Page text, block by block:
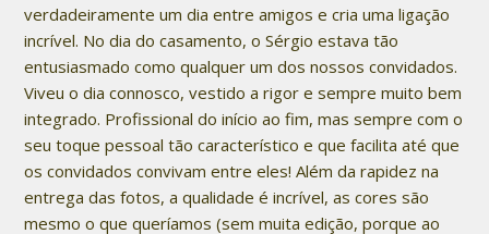
verdadeiramente um dia entre amigos e cria uma ligação
incrível. No dia do casamento, o Sérgio estava tão
entusiasmado como qualquer um dos nossos convidados.
Viveu o dia connosco, vestido a rigor e sempre muito bem
integrado. Profissional do início ao fim, mas sempre com o
seu toque pessoal tão característico e que facilita até que
os convidados convivam entre eles! Além da rapidez na
entrega das fotos, a qualidade é incrível, as cores são
mesmo o que queríamos (sem muita edição, porque ao